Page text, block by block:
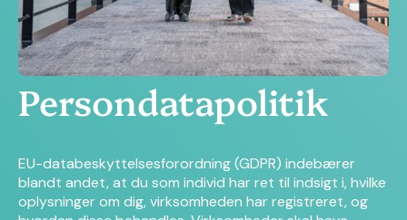
Persondatapolitik
EU-databeskyttelsesforordning (GDPR) indebærer
blandt andet, at du som individ har ret til indsigt i, hvilke
oplysninger om dig, virksomheden har registreret, og